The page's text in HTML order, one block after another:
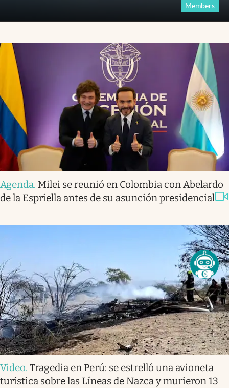
Members
Agenda. Milei se reunió en Colombia con Abelardo
de la Espriella antes de su asunción presidencial
Video. Tragedia en Perú: se estrelló una avioneta
turística sobre las Líneas de Nazca y murieron 13